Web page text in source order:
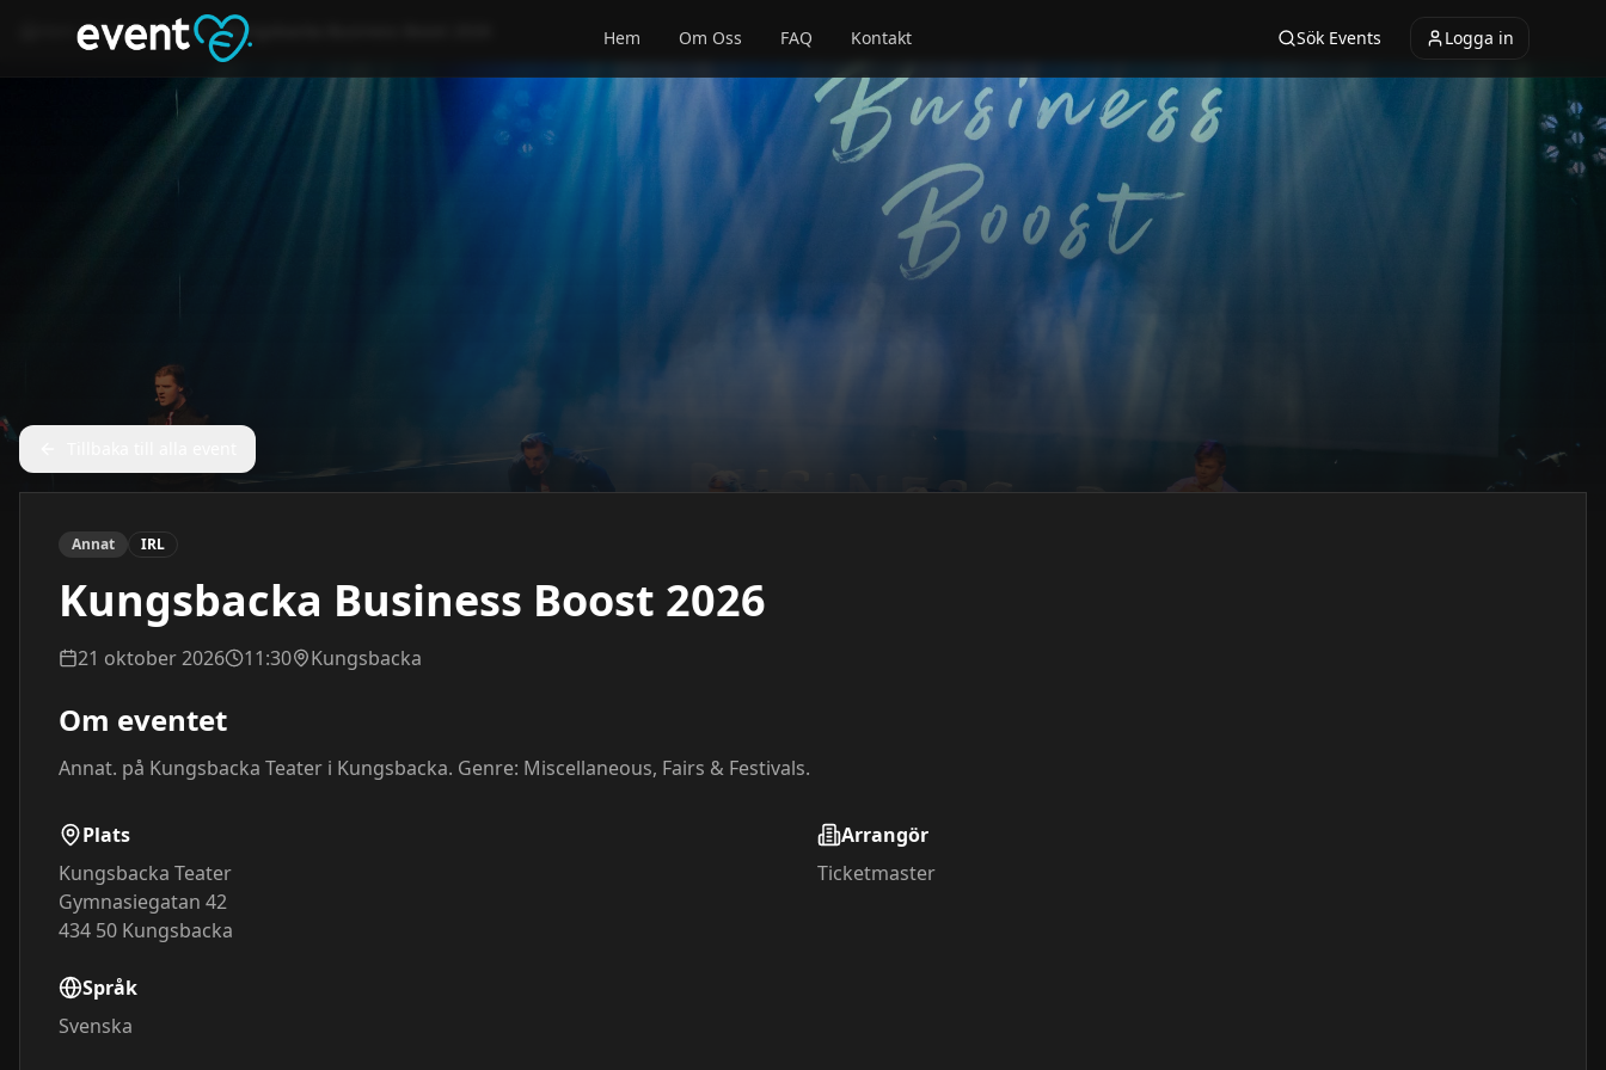
Hem Om Oss FAQ Kontakt Sök Events Logga in
Event Annat Kungsbacka Business Boost 2026
Annat IRL
Kungsbacka Business Boost 2026
21 oktober 2026 11:30 Kungsbacka
Om eventet
Annat. på Kungsbacka Teater i Kungsbacka. Genre: Miscellaneous, Fairs & Festivals.
Plats
Kungsbacka Teater
Gymnasiegatan 42
434 50 Kungsbacka
Arrangör
Ticketmaster
Språk
Svenska